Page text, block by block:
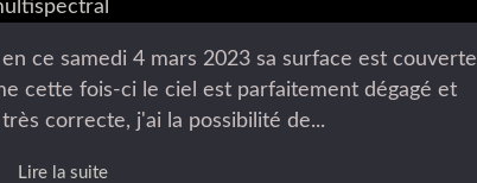
ce samedi 4 mars 2023 sa surface est couverte
cette fois-ci le ciel est parfaitement dégagé et
correcte, j'ai la possibilité de...
Lire la suite